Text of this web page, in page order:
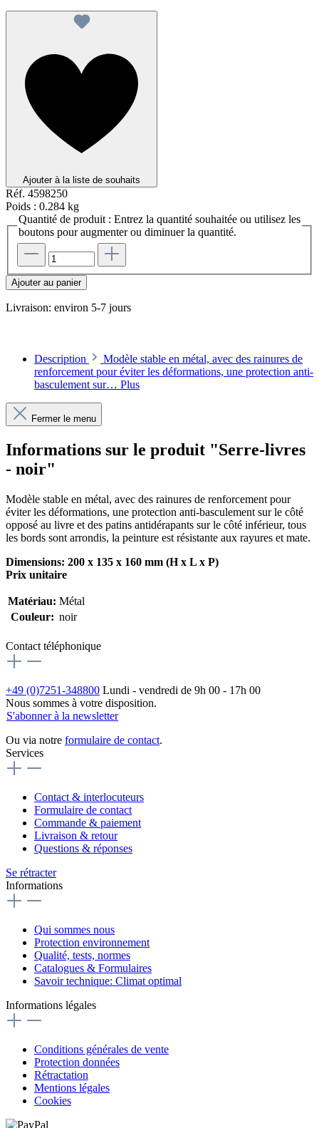
Ajouter à la liste de souhaits
Réf. 4598250
Poids : 0.284 kg
Quantité de produit : Entrez la quantité souhaitée ou utilisez les
boutons pour augmenter ou diminuer la quantité.
Ajouter au panier
Livraison: environ 5-7 jours
Description
Modèle stable en métal, avec des rainures de
renforcement pour éviter les déformations, une protection anti-
basculement sur… Plus
Fermer le menu
Informations sur le produit "Serre-livres
- noir"
Modèle stable en métal, avec des rainures de renforcement pour
éviter les déformations, une protection anti-basculement sur le côté
opposé au livre et des patins antidérapants sur le côté inférieur, tous
les bords sont arrondis, la peinture est résistante aux rayures et mate.
Dimensions: 200 x 135 x 160 mm (H x L x P)
Prix unitaire
Matériau: Métal
Couleur: noir
Contact téléphonique
+49 (0)7251-348800 Lundi - vendredi de 9h 00 - 17h 00
Nous sommes à votre disposition.
S'abonner à la newsletter
Ou via notre formulaire de contact.
Services
Contact & interlocuteurs
Formulaire de contact
Commande & paiement
Livraison & retour
Questions & réponses
Se rétracter
Informations
Qui sommes nous
Protection environnement
Qualité, tests, normes
Catalogues & Formulaires
Savoir technique: Climat optimal
Informations légales
Conditions générales de vente
Protection données
Rétractation
Mentions légales
Cookies